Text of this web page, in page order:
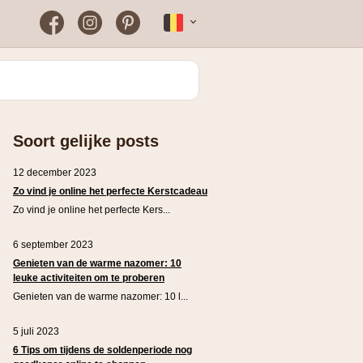
Plopsaland Theater Hotel
WONDR
FacebookInstagramPinterest
Soort gelijke posts
12 december 2023
Zo vind je online het perfecte Kerstcadeau
Zo vind je online het perfecte Kers...
6 september 2023
Genieten van de warme nazomer: 10
leuke activiteiten om te proberen
Genieten van de warme nazomer: 10 l...
5 juli 2023
6 Tips om tijdens de soldenperiode nog